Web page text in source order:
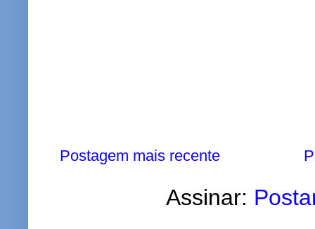
Postagem mais recente
Assinar: